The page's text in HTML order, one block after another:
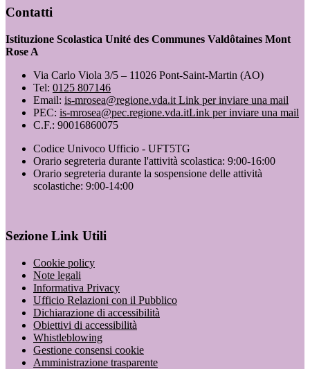
Contatti
Istituzione Scolastica Unité des Communes Valdôtaines Mont
Rose A
Via Carlo Viola 3/5 – 11026 Pont-Saint-Martin (AO)
Tel: 0125 807146
Email: is-mrosea@regione.vda.it Link per inviare una mail
PEC: is-mrosea@pec.regione.vda.itLink per inviare una mail
C.F.: 90016860075
Codice Univoco Ufficio - UFT5TG
Orario segreteria durante l'attività scolastica: 9:00-16:00
Orario segreteria durante la sospensione delle attività
scolastiche: 9:00-14:00
Sezione Link Utili
Cookie policy
Note legali
Informativa Privacy
Ufficio Relazioni con il Pubblico
Dichiarazione di accessibilità
Obiettivi di accessibilità
Whistleblowing
Gestione consensi cookie
Amministrazione trasparente